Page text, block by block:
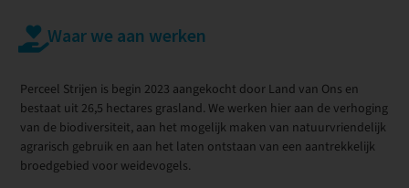
Waar we aan werken
Perceel Strijen is begin 2023 aangekocht door Land van Ons en
bestaat uit 26,5 hectares grasland. We werken hier aan de verhoging
van de biodiversiteit, aan het mogelijk maken van natuurvriendelijk
agrarisch gebruik en aan het laten ontstaan van een aantrekkelijk
broedgebied voor weidevogels.